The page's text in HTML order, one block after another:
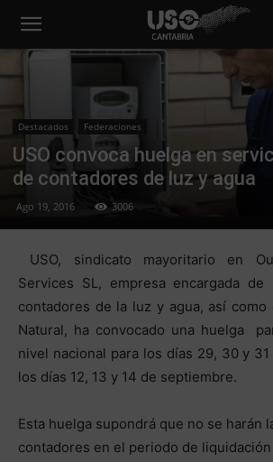
Destacados Federaciones
USO convoca huelga en
de contadores de luz y agua
Ago 19, 2016 3006
USO, sindicato mayoritario en
Services SL, empresa encargada
contadores de la luz y agua, así como
Natural, ha convocado una huelga
nivel nacional para los días 29, 30 y
los días 12, 13 y 14 de septiembre.
Esta huelga supondrá que no se harán
contadores en el periodo de